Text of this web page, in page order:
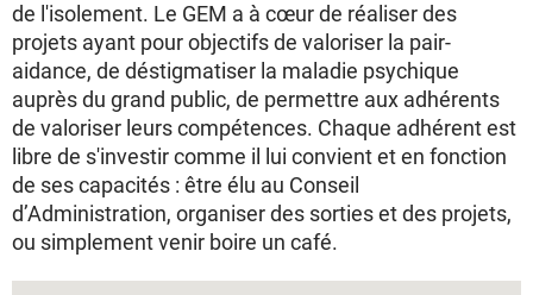
de l'isolement. Le GEM a à cœur de réaliser des
projets ayant pour objectifs de valoriser la pair-
aidance, de déstigmatiser la maladie psychique
auprès du grand public, de permettre aux adhérents
de valoriser leurs compétences. Chaque adhérent est
libre de s'investir comme il lui convient et en fonction
de ses capacités : être élu au Conseil
d’Administration, organiser des sorties et des projets,
ou simplement venir boire un café.